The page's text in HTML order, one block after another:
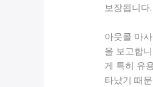
보장됩니다.
아웃콜 마
을 보고합
게 특히 유
타났기 때